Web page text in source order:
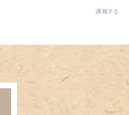
通報する